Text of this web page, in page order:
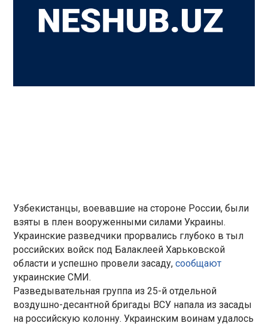
Узбекистанцы, воевавшие на стороне России, были
взяты в плен вооруженными силами Украины.
Украинские разведчики прорвались глубоко в тыл
российских войск под Балаклеей Харьковской
области и успешно провели засаду,сообщают
украинские СМИ.
Разведывательная группа из 25-й отдельной
воздушно-десантной бригады ВСУ напала из засады
на российскую колонну. Украинским воинам удалось